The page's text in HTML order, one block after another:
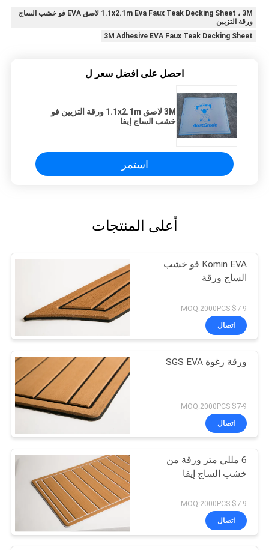
1.1x2.1m Eva Faux Teak Decking Sheet ، 3M لاصق EVA فو خشب الساج
ورقة التزيين
3M Adhesive EVA Faux Teak Decking Sheet
احصل على افضل سعر ل
3M لاصق 1.1x2.1m ورقة التزيين فو
خشب الساج إيفا
استمر
أعلى المنتجات
Komin EVA فو خشب
الساج ورقة
$7-9 MOQ:2000PCS
اتصال
ورقة رغوة SGS EVA
$7-9 MOQ:2000PCS
اتصال
6 مللي متر ورقة من
خشب الساج إيفا
$7-9 MOQ:2000PCS
اتصال